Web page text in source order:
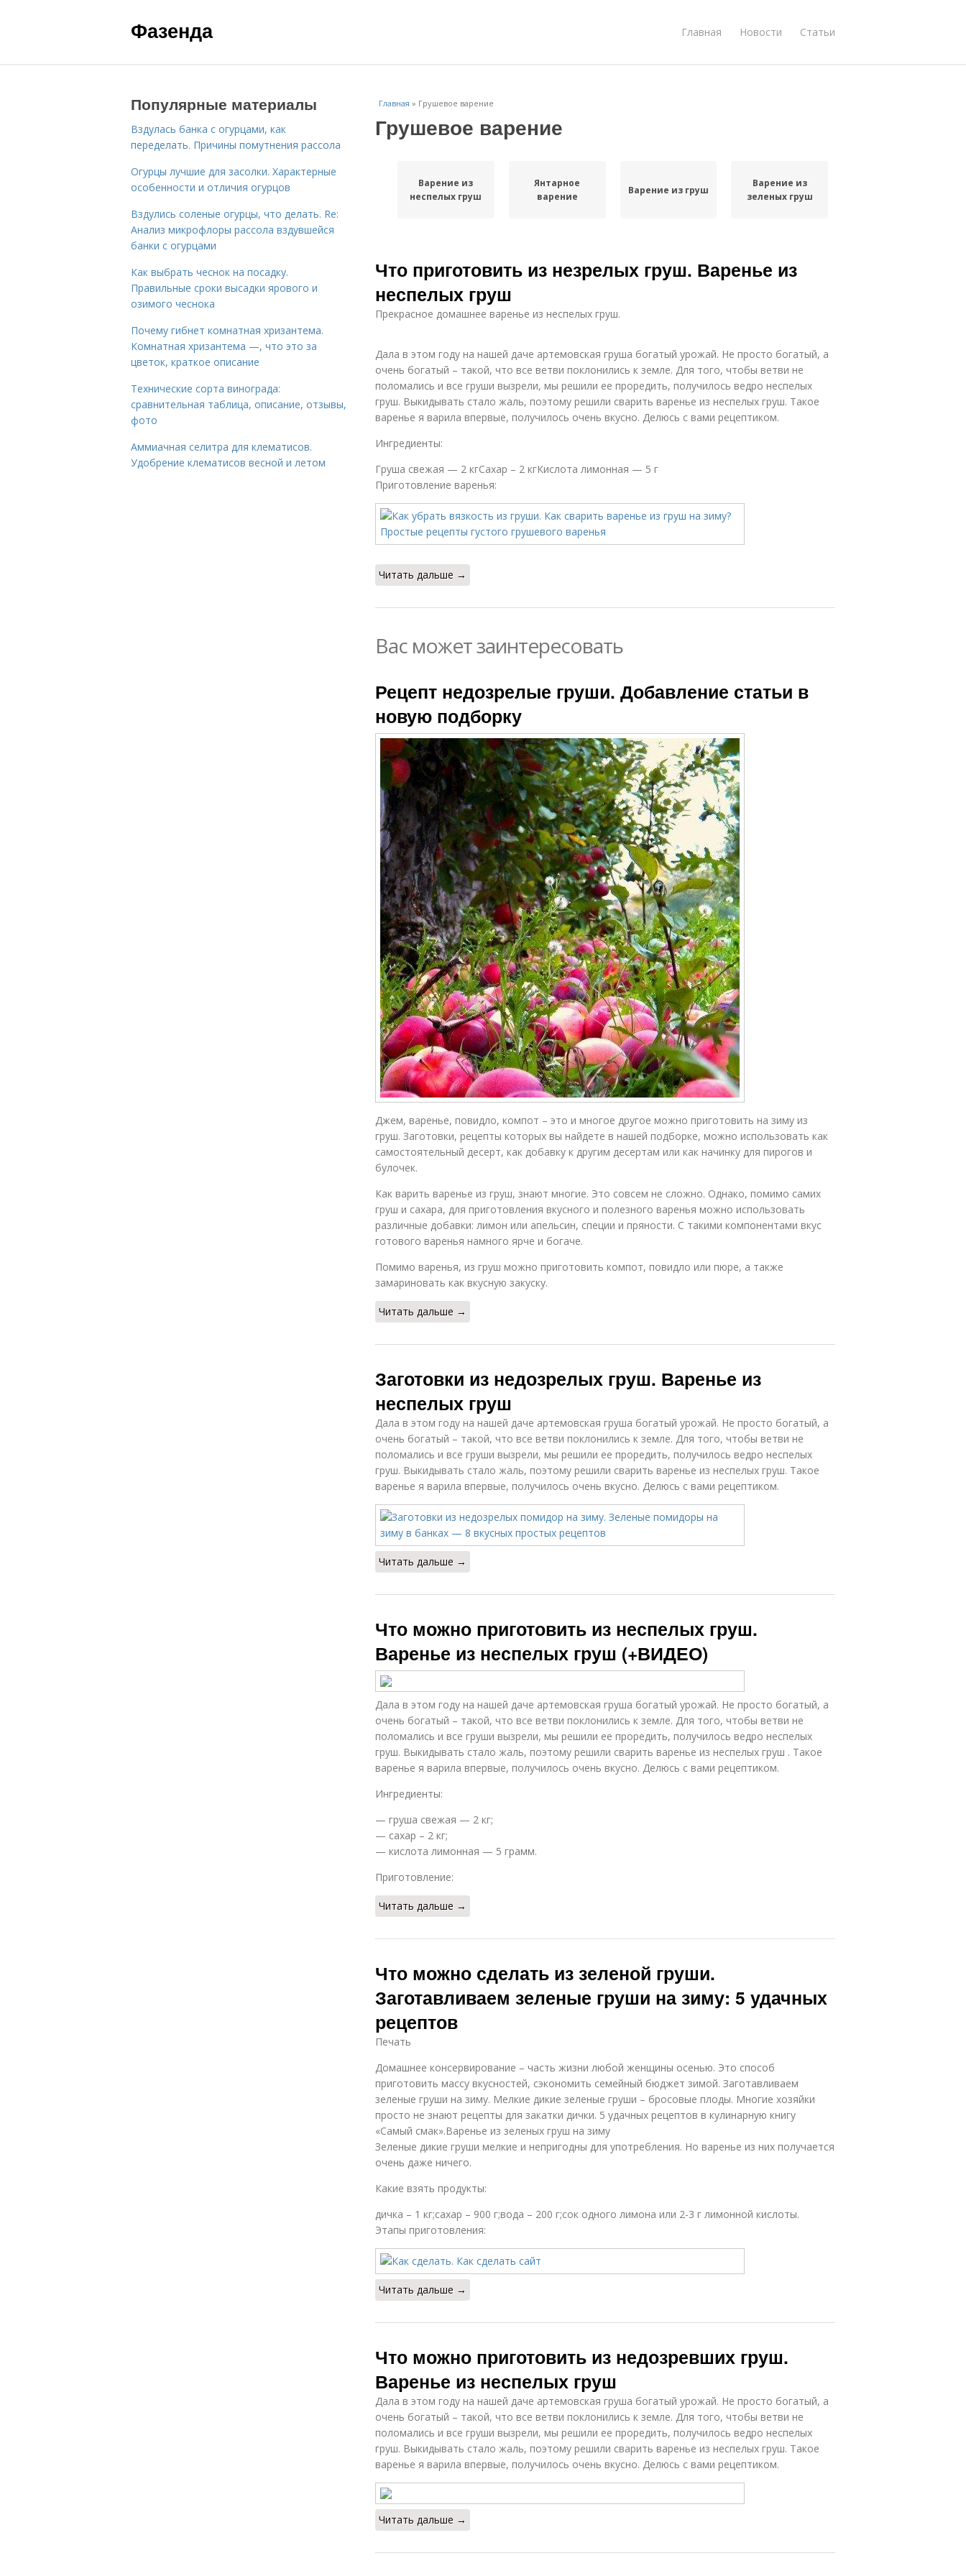
Фазенда Главная Новости Статьи
Главная » Грушевое варение
Грушевое варение
Варение из
неспелых груш
Янтарное
варение
Варение из груш
Варение из
зеленых груш
Что приготовить из незрелых груш. Варенье из
неспелых груш
Прекрасное домашнее варенье из неспелых груш.
Дала в этом году на нашей даче артемовская груша богатый урожай. Не просто богатый, а
очень богатый – такой, что все ветви поклонились к земле. Для того, чтобы ветви не
поломались и все груши вызрели, мы решили ее проредить, получилось ведро неспелых
груш. Выкидывать стало жаль, поэтому решили сварить варенье из неспелых груш. Такое
варенье я варила впервые, получилось очень вкусно. Делюсь с вами рецептиком.
Ингредиенты:
Груша свежая — 2 кгСахар – 2 кгКислота лимонная — 5 г
Приготовление варенья:
Читать дальше →
Вас может заинтересовать
Рецепт недозрелые груши. Добавление статьи в
новую подборку
Джем, варенье, повидло, компот – это и многое другое можно приготовить на зиму из
груш. Заготовки, рецепты которых вы найдете в нашей подборке, можно использовать как
самостоятельный десерт, как добавку к другим десертам или как начинку для пирогов и
булочек.
Как варить варенье из груш, знают многие. Это совсем не сложно. Однако, помимо самих
груш и сахара, для приготовления вкусного и полезного варенья можно использовать
различные добавки: лимон или апельсин, специи и пряности. С такими компонентами вкус
готового варенья намного ярче и богаче.
Помимо варенья, из груш можно приготовить компот, повидло или пюре, а также
замариновать как вкусную закуску.
Читать дальше →
Заготовки из недозрелых груш. Варенье из
неспелых груш
Дала в этом году на нашей даче артемовская груша богатый урожай. Не просто богатый, а
очень богатый – такой, что все ветви поклонились к земле. Для того, чтобы ветви не
поломались и все груши вызрели, мы решили ее проредить, получилось ведро неспелых
груш. Выкидывать стало жаль, поэтому решили сварить варенье из неспелых груш. Такое
варенье я варила впервые, получилось очень вкусно. Делюсь с вами рецептиком.
Читать дальше →
Что можно приготовить из неспелых груш.
Варенье из неспелых груш (+ВИДЕО)
Дала в этом году на нашей даче артемовская груша богатый урожай. Не просто богатый, а
очень богатый – такой, что все ветви поклонились к земле. Для того, чтобы ветви не
поломались и все груши вызрели, мы решили ее проредить, получилось ведро неспелых
груш. Выкидывать стало жаль, поэтому решили сварить варенье из неспелых груш . Такое
варенье я варила впервые, получилось очень вкусно. Делюсь с вами рецептиком.
Ингредиенты:
— груша свежая — 2 кг;
— сахар – 2 кг;
— кислота лимонная — 5 грамм.
Приготовление:
Читать дальше →
Что можно сделать из зеленой груши.
Заготавливаем зеленые груши на зиму: 5 удачных
рецептов
Печать
Домашнее консервирование – часть жизни любой женщины осенью. Это способ
приготовить массу вкусностей, сэкономить семейный бюджет зимой. Заготавливаем
зеленые груши на зиму. Мелкие дикие зеленые груши – бросовые плоды. Многие хозяйки
просто не знают рецепты для закатки дички. 5 удачных рецептов в кулинарную книгу
«Самый смак».Варенье из зеленых груш на зиму
Зеленые дикие груши мелкие и непригодны для употребления. Но варенье из них получается
очень даже ничего.
Какие взять продукты:
дичка – 1 кг;сахар – 900 г;вода – 200 г;сок одного лимона или 2-3 г лимонной кислоты.
Этапы приготовления:
Читать дальше →
Что можно приготовить из недозревших груш.
Варенье из неспелых груш
Дала в этом году на нашей даче артемовская груша богатый урожай. Не просто богатый, а
очень богатый – такой, что все ветви поклонились к земле. Для того, чтобы ветви не
поломались и все груши вызрели, мы решили ее проредить, получилось ведро неспелых
груш. Выкидывать стало жаль, поэтому решили сварить варенье из неспелых груш. Такое
варенье я варила впервые, получилось очень вкусно. Делюсь с вами рецептиком.
Читать дальше →
Популярные материалы
Вздулась банка с огурцами, как
переделать. Причины помутнения рассола
Огурцы лучшие для засолки. Характерные
особенности и отличия огурцов
Вздулись соленые огурцы, что делать. Re:
Анализ микрофлоры рассола вздувшейся
банки с огурцами
Как выбрать чеснок на посадку.
Правильные сроки высадки ярового и
озимого чеснока
Почему гибнет комнатная хризантема.
Комнатная хризантема —, что это за
цветок, краткое описание
Технические сорта винограда:
сравнительная таблица, описание, отзывы,
фото
Аммиачная селитра для клематисов.
Удобрение клематисов весной и летом